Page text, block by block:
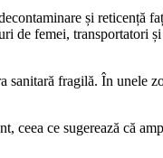
și reticență
de femei, transportatori
fragilă. În unele
ce sugerează că